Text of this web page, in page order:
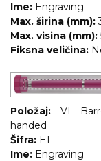
Ime: Engraving
Max. širina (mm):
Max. visina (mm):
Fiksna veličina:
Položaj:
VI
handed
Šifra: E1
Ime: Engraving